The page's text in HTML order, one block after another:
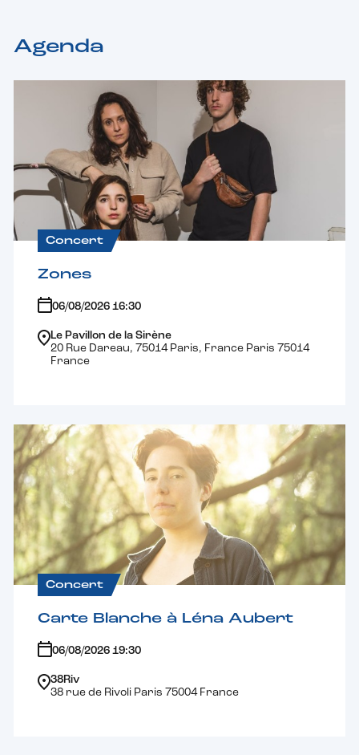
Agenda
Concert
Zones
06/08/2026 16:30
Le Pavillon de la Sirène
20 Rue Dareau, 75014 Paris, France Paris 75014
France
Concert
Carte Blanche à Léna Aubert
06/08/2026 19:30
38Riv
38 rue de Rivoli Paris 75004 France